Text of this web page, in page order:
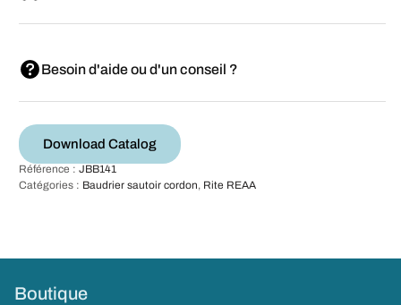
Besoin d'aide ou d'un conseil ?
Download Catalog
Référence : JBB141
Catégories : Baudrier sautoir cordon, Rite REAA
Boutique